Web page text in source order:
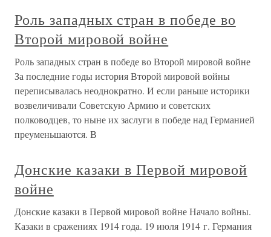
Роль западных стран в победе во
Второй мировой войне
Роль западных стран в победе во Второй мировой войне
За последние годы история Второй мировой войны
переписывалась неоднократно. И если раньше историки
возвеличивали Советскую Армию и советских
полководцев, то ныне их заслуги в победе над Германией
преуменьшаются. В
Донские казаки в Первой мировой
войне
Донские казаки в Первой мировой войне Начало войны.
Казаки в сражениях 1914 года. 19 июля 1914 г. Германия